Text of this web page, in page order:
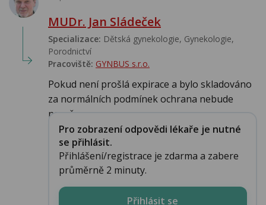
MUDr. Jan Sládeček
Specializace: Dětská gynekologie, Gynekologie,
Porodnictví
Pracoviště: GYNBUS s.r.o.
Pokud není prošlá expirace a bylo skladováno
za normálních podmínek ochrana nebude
narušena ...
Pro zobrazení odpovědi lékaře je nutné
se přihlásit.
Přihlášení/registrace je zdarma a zabere
průměrně 2 minuty.
Přihlásit se